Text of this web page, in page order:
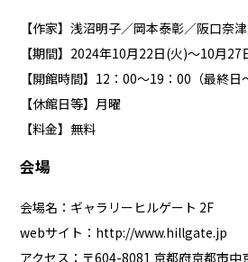
【作家】浅沼明子／岡本泰彰／阪口奈
【期間】2024年10月22日(火)～10月27
【開館時間】12：00～19：00（最終日
【休館日等】月曜
【料金】無料
会場
会場名：ギャラリーヒルゲート 2F
webサイト： http://www.hillgate.jp
アクセス：〒604-8081 京都府京都市中